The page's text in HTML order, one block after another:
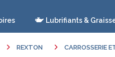
Lubrifiants &
REXTON CARROSSERIE